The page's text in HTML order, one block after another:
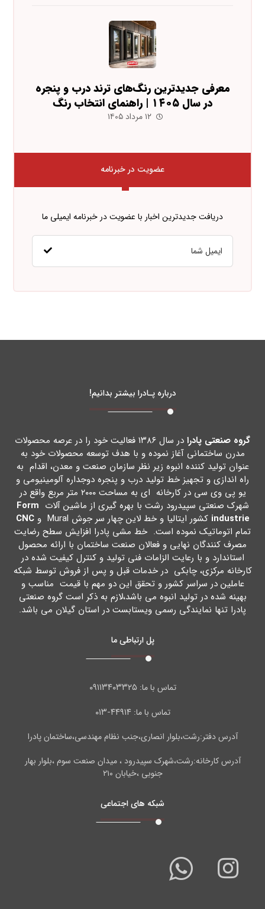
معرفی جدیدترین رنگ‌های ترند درب و پنجره
در سال ۱۴۰۵ | راهنمای انتخاب رنگ
۱۲ مرداد ۱۴۰۵
عضویت در خبرنامه
دریافت جدیدترین اخبار با عضویت در خبرنامه ایمیلی ما
درباره پـادرا بیشتر بدانیم!
گروه صنعتی پادرا
در سال ۱۳۸۶ فعالیت خود را در عرصه محصولات
مدرن ساختمانی آغاز نموده و با هدف توسعه محصولات خود به
عنوان تولید کننده انبوه زیر نظر سازمان صنعت و معدن، اقدام به
راه اندازي و تجهیز خط تولید درب و پنجره دوجداره آلومینیومی و
یو پی وي سی در کارخانه اي به مساحت ۲۰۰۰ متر مربع واقع در
شهرك صنعتی سپیدرود رشت با بهره گیري از ماشین آلات Form
industrie کشور ایتالیا و خط لاین چهار سر جوش Mural و
CNC
تمام اتوماتیک نموده است. خط مشی پادرا افزایش سطح رضایت
مصرف کنندگان نهایی و فعالان صنعت ساختمان با ارائه محصول
استاندارد و با رعایت الزامات فنی تولید و کنترل کیفیت شده در
کارخانه مرکزي، چابکی در خدمات قبل و پس از فروش توسط شبکه
عاملین در سراسر کشور و تحقق این دو مهم با قیمت مناسب و
بهینه شده در تولید انبوه می باشد،لازم به ذکر است گروه صنعتی
پادرا تنها نمایندگی رسمی ویستابست در استان گیلان می باشد.
پل ارتباطی ما
تماس با ما:۰۹۱۱۳۴۰۳۳۲۵
تماس با ما: ۴۴۹۱۴-۰۱۳
آدرس دفتر:رشت،بلوار انصاری،جنب نظام مهندسی،ساختمان پادرا
آدرس کارخانه:رشت،شهرک سپیدرود ، میدان صنعت سوم ،بلوار بهار
جنوبی ،خیابان ۲۱۰
شبکه های اجتماعی